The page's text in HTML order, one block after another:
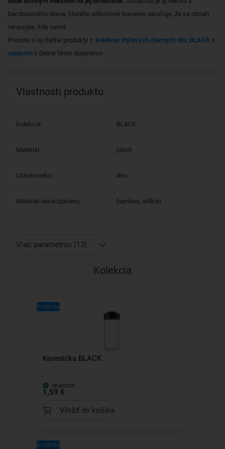
bambusového dreva, ktorého silikónové tesnenie zaručuje, že sa obsah
nevysype, kde nemá.
Prezrite si aj ďalšie produkty z kolekcie štýlových čiernych dóz BLACK s
nápisom z dielne Orion dizajnérov.
Vlastnosti produktu
Kolekcia: BLACK
Materiál: plech
Uzáver/veko: áno
Materiál veka/uzáveru: bambus, silikón
Viac parametrov (13)
Kolekcia
Kolekcia
Korenička BLACK
skladom
1,59 €
Vložiť do košíka
Kolekcia